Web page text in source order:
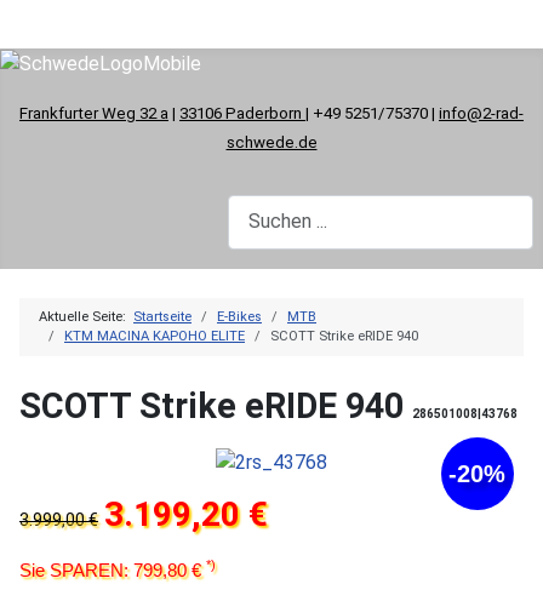
Frankfurter Weg 32 a | 33106 Paderborn | +49 5251/75370 | info@2-rad-
schwede.de
Aktuelle Seite: Startseite E-Bikes
MTB
KTM MACINA KAPOHO ELITE
SCOTT Strike eRIDE 940
SCOTT Strike eRIDE 940 286501008|43768
-20%
3.999,00 € 3.199,20 €
Sie SPAREN: 799,80 €*)